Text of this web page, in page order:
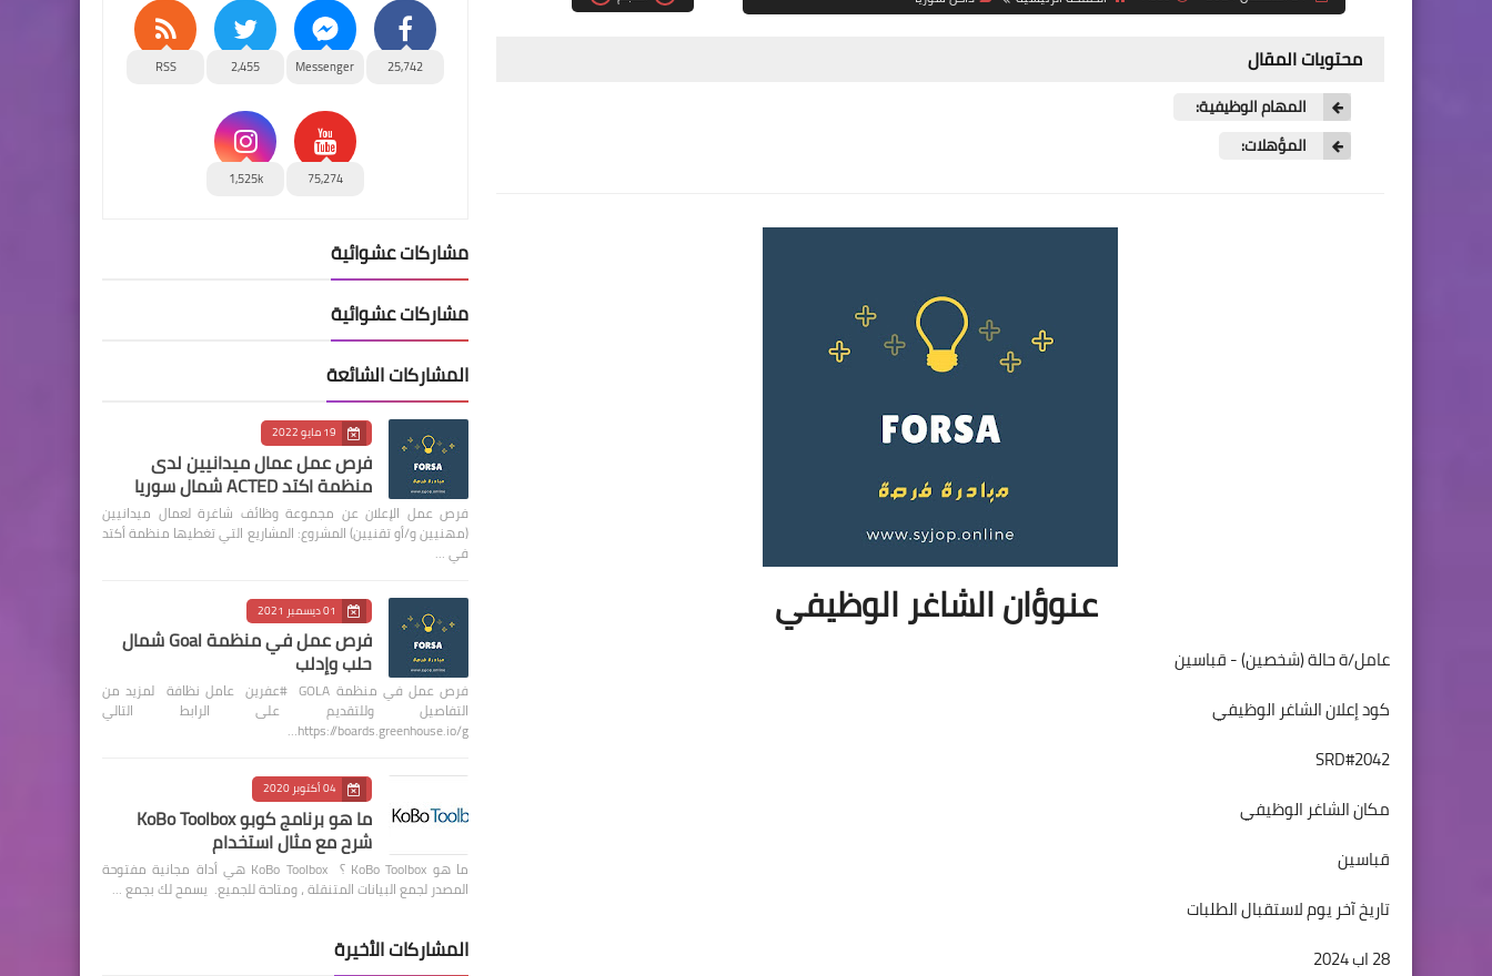
محتويات المقال
المهام الوظيفية:
المؤهلات:
عنوؤان الشاغر الوظيفي
عامل/ة حالة (شخصين) - قباسين
كود إعلان الشاغر الوظيفي
SRD#2042
مكان الشاغر الوظيفي
قباسين
تاريخ آخر يوم لاستقبال الطلبات
28 اب 2024
25,742
Messenger
2,455
RSS
75,274
1,525k
مشاركات عشوائية
مشاركات عشوائية
المشاركات الشائعة
19 مايو 2022
فرص عمل عمال ميدانيين لدى
منظمة اكتد ACTED شمال سوريا
فرص عمل الإعلان عن مجموعة وظائف شاغرة لعمال ميدانيين
(مهنيين و/أو تقنيين) المشروع: المشاريع التي تغطيها منظمة أكتد
في …
01 ديسمبر 2021
فرص عمل في منظمة Goal شمال
حلب وإدلب
فرص عمل في منظمة GOLA #عفرين عامل نظافة لمزيد من
التفاصيل وللتقديم على الرابط التالي
https://boards.greenhouse.io/g…
04 أكتوبر 2020
ما هو برنامج كوبو KoBo Toolbox
شرح مع مثال استخدام
ما هو KoBo Toolbox ؟ KoBo Toolbox هي أداة مجانية مفتوحة
المصدر لجمع البيانات المتنقلة ، ومتاحة للجميع. يسمح لك بجمع …
المشاركات الأخيرة